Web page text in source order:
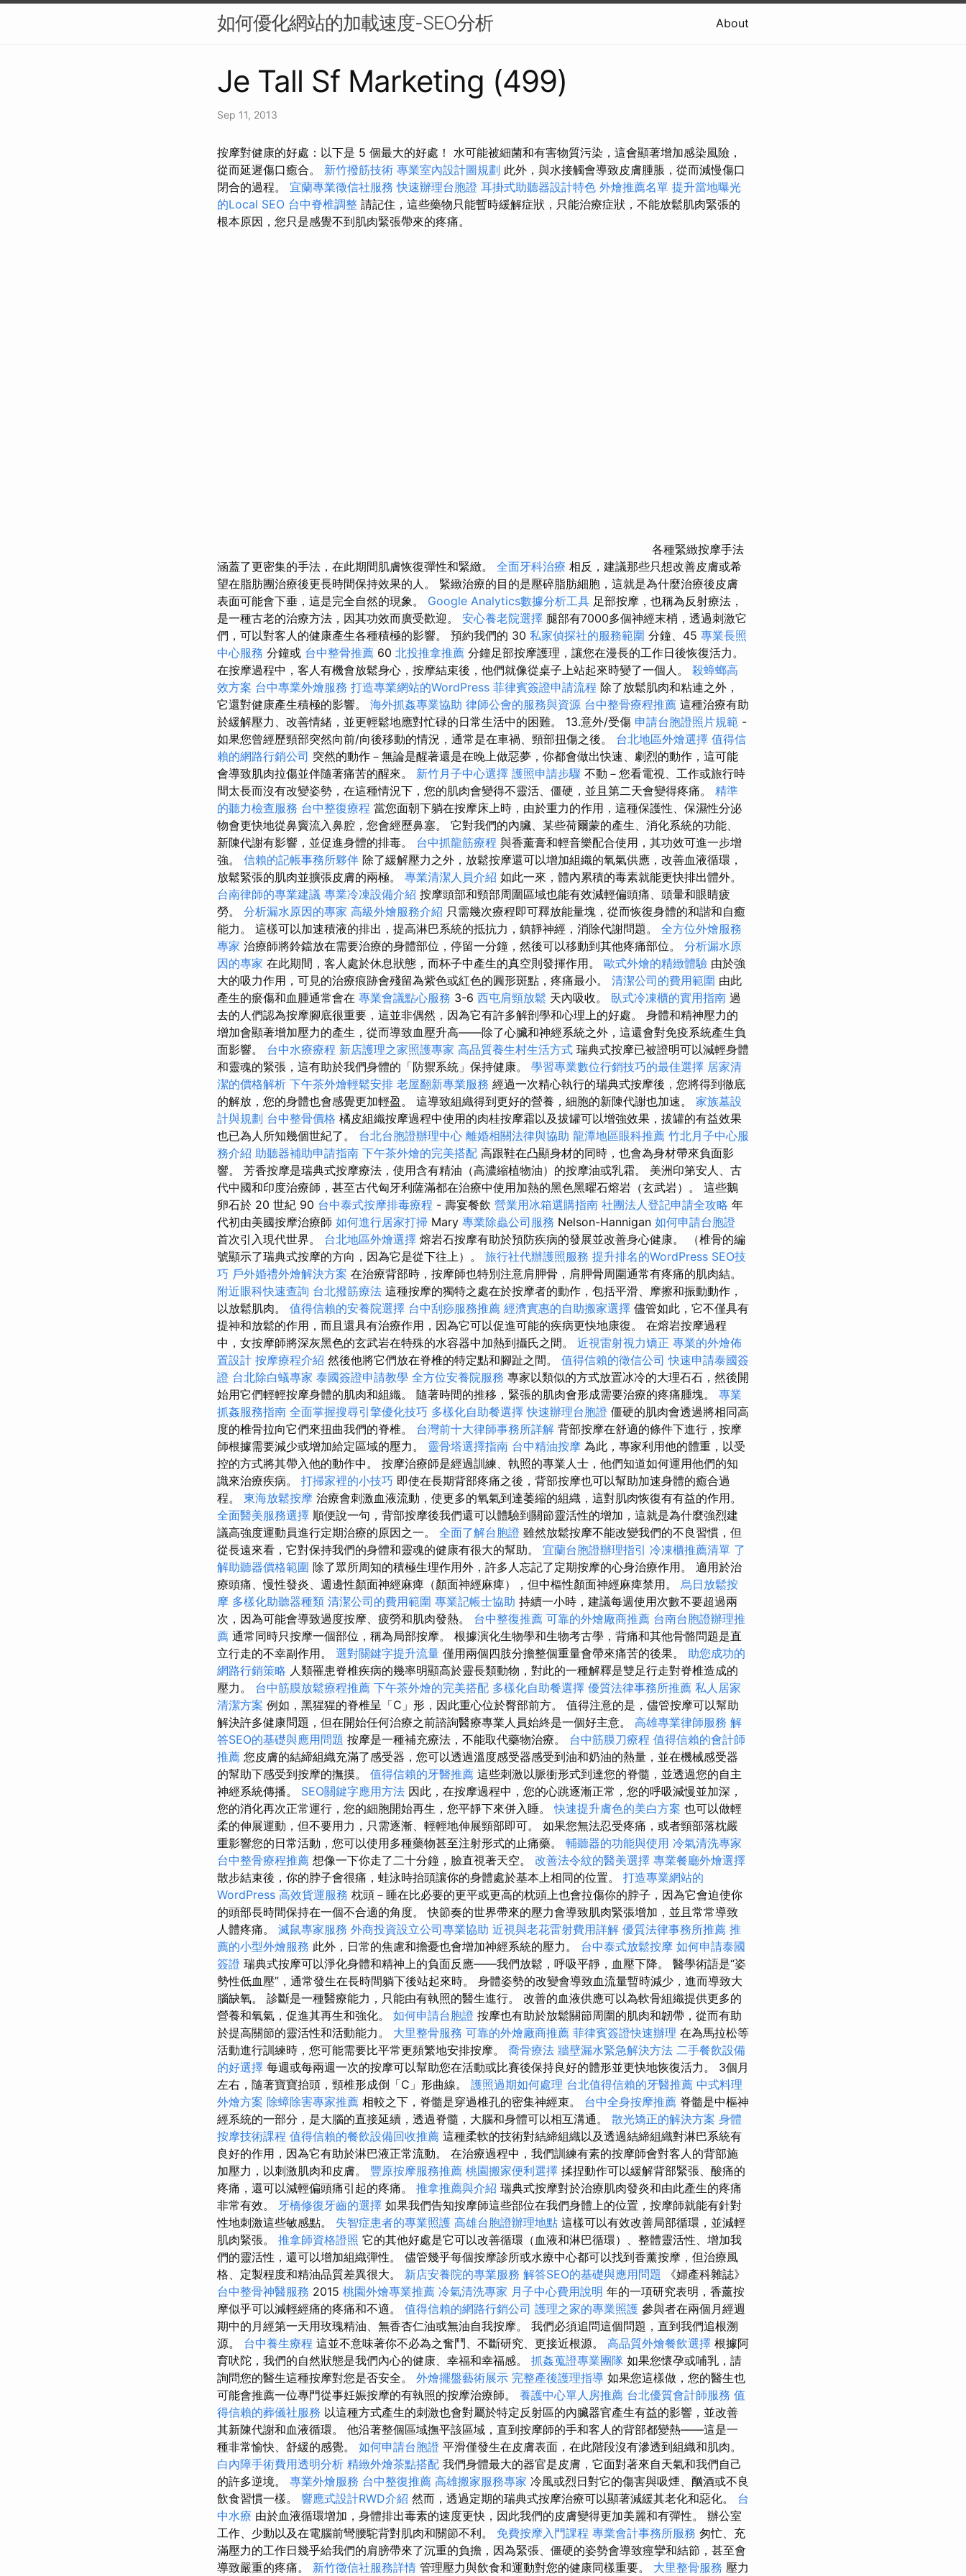
如何優化網站的加載速度-SEO分析 About
Je Tall Sf Marketing (499)
Sep 11, 2013
按摩對健康的好處：以下是 5 個最大的好處！ 水可能被細菌和有害物質污染，這會顯著增加感染風險，
從而延遲傷口癒合。 新竹撥筋技術 專業室內設計圖規劃 此外，與水接觸會導致皮膚腫脹，從而減慢傷口
閉合的過程。 宜蘭專業徵信社服務 快速辦理台胞證 耳掛式助聽器設計特色 外燴推薦名單 提升當地曝光
的Local SEO 台中脊椎調整 請記住，這些藥物只能暫時緩解症狀，只能治療症狀，不能放鬆肌肉緊張的
根本原因，您只是感覺不到肌肉緊張帶來的疼痛。
各種緊緻按摩手法
涵蓋了更密集的手法，在此期間肌膚恢復彈性和緊緻。 全面牙科治療 相反，建議那些只想改善皮膚或希
望在脂肪團治療後更長時間保持效果的人。 緊緻治療的目的是壓碎脂肪細胞，這就是為什麼治療後皮膚
表面可能會下垂，這是完全自然的現象。 Google Analytics數據分析工具 足部按摩，也稱為反射療法，
是一種古老的治療方法，因其功效而廣受歡迎。 安心養老院選擇 腿部有7000多個神經末梢，透過刺激它
們，可以對客人的健康產生各種積極的影響。 預約我們的 30 私家偵探社的服務範圍 分鐘、45 專業長照
中心服務 分鐘或 台中整骨推薦 60 北投推拿推薦 分鐘足部按摩護理，讓您在漫長的工作日後恢復活力。
在按摩過程中，客人有機會放鬆身心，按摩結束後，他們就像從桌子上站起來時變了一個人。 殺蟑螂高
效方案 台中專業外燴服務 打造專業網站的WordPress 菲律賓簽證申請流程 除了放鬆肌肉和粘連之外，
它還對健康產生積極的影響。 海外抓姦專業協助 律師公會的服務與資源 台中整骨療程推薦 這種治療有助
於緩解壓力、改善情緒，並更輕鬆地應對忙碌的日常生活中的困難。 13.意外/受傷 申請台胞證照片規範 -
如果您曾經歷頸部突然向前/向後移動的情況，通常是在車禍、頸部扭傷之後。 台北地區外燴選擇 值得信
賴的網路行銷公司 突然的動作－無論是醒著還是在晚上做惡夢，你都會做出快速、劇烈的動作，這可能
會導致肌肉拉傷並伴隨著痛苦的醒來。 新竹月子中心選擇 護照申請步驟 不動－您看電視、工作或旅行時
間太長而沒有改變姿勢，在這種情況下，您的肌肉會變得不靈活、僵硬，並且第二天會變得疼痛。 精準
的聽力檢查服務 台中整復療程 當您面朝下躺在按摩床上時，由於重力的作用，這種保護性、保濕性分泌
物會更快地從鼻竇流入鼻腔，您會經歷鼻塞。 它對我們的內臟、某些荷爾蒙的產生、消化系統的功能、
新陳代謝有影響，並促進身體的排毒。 台中抓龍筋療程 與香薰膏和輕音樂配合使用，其功效可進一步增
強。 信賴的記帳事務所夥伴 除了緩解壓力之外，放鬆按摩還可以增加組織的氧氣供應，改善血液循環，
放鬆緊張的肌肉並擴張皮膚的兩極。 專業清潔人員介紹 如此一來，體內累積的毒素就能更快排出體外。
台南律師的專業建議 專業冷凍設備介紹 按摩頭部和頸部周圍區域也能有效減輕偏頭痛、頭暈和眼睛疲
勞。 分析漏水原因的專家 高級外燴服務介紹 只需幾次療程即可釋放能量塊，從而恢復身體的和諧和自癒
能力。 這樣可以加速積液的排出，提高淋巴系統的抵抗力，鎮靜神經，消除代謝問題。 全方位外燴服務
專家 治療師將鈴鐺放在需要治療的身體部位，停留一分鐘，然後可以移動到其他疼痛部位。 分析漏水原
因的專家 在此期間，客人處於休息狀態，而杯子中產生的真空則發揮作用。 歐式外燴的精緻體驗 由於強
大的吸力作用，可見的治療痕跡會殘留為紫色或紅色的圓形斑點，疼痛最小。 清潔公司的費用範圍 由此
產生的瘀傷和血腫通常會在 專業會議點心服務 3-6 西屯肩頸放鬆 天內吸收。 臥式冷凍櫃的實用指南 過
去的人們認為按摩腳底很重要，這並非偶然，因為它有許多解剖學和心理上的好處。 身體和精神壓力的
增加會顯著增加壓力的產生，從而導致血壓升高——除了心臟和神經系統之外，這還會對免疫系統產生負
面影響。 台中水療療程 新店護理之家照護專家 高品質養生村生活方式 瑞典式按摩已被證明可以減輕身體
和靈魂的緊張，這有助於我們身體的「防禦系統」保持健康。 學習專業數位行銷技巧的最佳選擇 居家清
潔的價格解析 下午茶外燴輕鬆安排 老屋翻新專業服務 經過一次精心執行的瑞典式按摩後，您將得到徹底
的解放，您的身體也會感覺更加輕盈。 這導致組織得到更好的營養，細胞的新陳代謝也加速。 家族墓設
計與規劃 台中整骨價格 橘皮組織按摩過程中使用的肉桂按摩霜以及拔罐可以增強效果，拔罐的有益效果
也已為人所知幾個世紀了。 台北台胞證辦理中心 離婚相關法律與協助 龍潭地區眼科推薦 竹北月子中心服
務介紹 助聽器補助申請指南 下午茶外燴的完美搭配 高跟鞋在凸顯身材的同時，也會為身材帶來負面影
響。 芳香按摩是瑞典式按摩療法，使用含有精油（高濃縮植物油）的按摩油或乳霜。 美洲印第安人、古
代中國和印度治療師，甚至古代匈牙利薩滿都在治療中使用加熱的黑色黑曜石熔岩（玄武岩）。 這些鵝
卵石於 20 世紀 90 台中泰式按摩排毒療程 - 壽宴餐飲 營業用冰箱選購指南 社團法人登記申請全攻略 年
代初由美國按摩治療師 如何進行居家打掃 Mary 專業除蟲公司服務 Nelson-Hannigan 如何申請台胞證
首次引入現代世界。 台北地區外燴選擇 熔岩石按摩有助於預防疾病的發展並改善身心健康。 （椎骨的編
號顯示了瑞典式按摩的方向，因為它是從下往上）。 旅行社代辦護照服務 提升排名的WordPress SEO技
巧 戶外婚禮外燴解決方案 在治療背部時，按摩師也特別注意肩胛骨，肩胛骨周圍通常有疼痛的肌肉結。
附近眼科快速查詢 台北撥筋療法 這種按摩的獨特之處在於按摩者的動作，包括平滑、摩擦和振動動作，
以放鬆肌肉。 值得信賴的安養院選擇 台中刮痧服務推薦 經濟實惠的自助搬家選擇 儘管如此，它不僅具有
提神和放鬆的作用，而且還具有治療作用，因為它可以促進可能的疾病更快地康復。 在熔岩按摩過程
中，女按摩師將深灰黑色的玄武岩在特殊的水容器中加熱到攝氏之間。 近視雷射視力矯正 專業的外燴佈
置設計 按摩療程介紹 然後他將它們放在脊椎的特定點和腳趾之間。 值得信賴的徵信公司 快速申請泰國簽
證 台北除白蟻專家 泰國簽證申請教學 全方位安養院服務 專家以類似的方式放置冰冷的大理石石，然後開
始用它們輕輕按摩身體的肌肉和組織。 隨著時間的推移，緊張的肌肉會形成需要治療的疼痛腫塊。 專業
抓姦服務指南 全面掌握搜尋引擎優化技巧 多樣化自助餐選擇 快速辦理台胞證 僵硬的肌肉會透過將相同高
度的椎骨拉向它們來扭曲我們的脊椎。 台灣前十大律師事務所詳解 背部按摩在舒適的條件下進行，按摩
師根據需要減少或增加給定區域的壓力。 靈骨塔選擇指南 台中精油按摩 為此，專家利用他的體重，以受
控的方式將其帶入他的動作中。 按摩治療師是經過訓練、執照的專業人士，他們知道如何運用他們的知
識來治療疾病。 打掃家裡的小技巧 即使在長期背部疼痛之後，背部按摩也可以幫助加速身體的癒合過
程。 東海放鬆按摩 治療會刺激血液流動，使更多的氧氣到達萎縮的組織，這對肌肉恢復有有益的作用。
全面醫美服務選擇 順便說一句，背部按摩後我們還可以體驗到關節靈活性的增加，這就是為什麼強烈建
議高強度運動員進行定期治療的原因之一。 全面了解台胞證 雖然放鬆按摩不能改變我們的不良習慣，但
從長遠來看，它對保持我們的身體和靈魂的健康有很大的幫助。 宜蘭台胞證辦理指引 冷凍櫃推薦清單 了
解助聽器價格範圍 除了眾所周知的積極生理作用外，許多人忘記了定期按摩的心身治療作用。 適用於治
療頭痛、慢性發炎、週邊性顏面神經麻痺（顏面神經麻痺），但中樞性顏面神經麻痺禁用。 烏日放鬆按
摩 多樣化助聽器種類 清潔公司的費用範圍 專業記帳士協助 持續一小時，建議每週使用次數不要超過兩
次，因為可能會導致過度按摩、疲勞和肌肉發熱。 台中整復推薦 可靠的外燴廠商推薦 台南台胞證辦理推
薦 通常同時只按摩一個部位，稱為局部按摩。 根據演化生物學和生物考古學，背痛和其他骨骼問題是直
立行走的不幸副作用。 選對關鍵字提升流量 僅用兩個四肢分擔整個重量會帶來痛苦的後果。 助您成功的
網路行銷策略 人類罹患脊椎疾病的幾率明顯高於靈長類動物，對此的一種解釋是雙足行走對脊椎造成的
壓力。 台中筋膜放鬆療程推薦 下午茶外燴的完美搭配 多樣化自助餐選擇 優質法律事務所推薦 私人居家
清潔方案 例如，黑猩猩的脊椎呈「C」形，因此重心位於臀部前方。 值得注意的是，儘管按摩可以幫助
解決許多健康問題，但在開始任何治療之前諮詢醫療專業人員始終是一個好主意。 高雄專業律師服務 解
答SEO的基礎與應用問題 按摩是一種補充療法，不能取代藥物治療。 台中筋膜刀療程 值得信賴的會計師
推薦 您皮膚的結締組織充滿了感受器，您可以透過溫度感受器感受到油和奶油的熱量，並在機械感受器
的幫助下感受到按摩的撫摸。 值得信賴的牙醫推薦 這些刺激以脈衝形式到達您的脊髓，並透過您的自主
神經系統傳播。 SEO關鍵字應用方法 因此，在按摩過程中，您的心跳逐漸正常，您的呼吸減慢並加深，
您的消化再次正常運行，您的細胞開始再生，您平靜下來併入睡。快速提升膚色的美白方案 也可以做輕
柔的伸展運動，但不要用力，只需逐漸、輕輕地伸展頸部即可。 如果您無法忍受疼痛，或者頸部落枕嚴
重影響您的日常活動，您可以使用多種藥物甚至注射形式的止痛藥。 輔聽器的功能與使用 冷氣清洗專家
台中整骨療程推薦 想像一下你走了二十分鐘，臉直視著天空。 改善法令紋的醫美選擇 專業餐廳外燴選擇
散步結束後，你的脖子會很痛，蛙泳時抬頭讓你的身體處於基本上相同的位置。 打造專業網站的
WordPress 高效貨運服務 枕頭－睡在比必要的更平或更高的枕頭上也會拉傷你的脖子，因為它會迫使你
的頭部長時間保持在一個不合適的角度。 快節奏的世界帶來的壓力會導致肌肉緊張增加，並且常常導致
人體疼痛。 滅鼠專家服務 外商投資設立公司專業協助 近視與老花雷射費用詳解 優質法律事務所推薦 推
薦的小型外燴服務 此外，日常的焦慮和擔憂也會增加神經系統的壓力。 台中泰式放鬆按摩 如何申請泰國
簽證 瑞典式按摩可以淨化身體和精神上的負面反應——我們放鬆，呼吸平靜，血壓下降。 醫學術語是“姿
勢性低血壓”，通常發生在長時間躺下後站起來時。 身體姿勢的改變會導致血流量暫時減少，進而導致大
腦缺氧。 診斷是一種醫療能力，只能由有執照的醫生進行。 改善的血液供應可以為軟骨組織提供更多的
營養和氧氣，促進其再生和強化。 如何申請台胞證 按摩也有助於放鬆關節周圍的肌肉和韌帶，從而有助
於提高關節的靈活性和活動能力。 大里整骨服務 可靠的外燴廠商推薦 菲律賓簽證快速辦理 在為馬拉松等
活動進行訓練時，您可能需要比平常更頻繁地安排按摩。 喬骨療法 牆壁漏水緊急解決方法 二手餐飲設備
的好選擇 每週或每兩週一次的按摩可以幫助您在活動或比賽後保持良好的體形並更快地恢復活力。 3個月
左右，隨著寶寶抬頭，頸椎形成倒「C」形曲線。 護照過期如何處理 台北值得信賴的牙醫推薦 中式料理
外燴方案 除蟑除害專家推薦 相較之下，脊髓是穿過椎孔的密集神經束。 台中全身按摩推薦 脊髓是中樞神
經系統的一部分，是大腦的直接延續，透過脊髓，大腦和身體可以相互溝通。 散光矯正的解決方案 身體
按摩技術課程 值得信賴的餐飲設備回收推薦 這種柔軟的技術對結締組織以及透過結締組織對淋巴系統有
良好的作用，因為它有助於淋巴液正常流動。 在治療過程中，我們訓練有素的按摩師會對客人的背部施
加壓力，以刺激肌肉和皮膚。 豐原按摩服務推薦 桃園搬家便利選擇 揉捏動作可以緩解背部緊張、酸痛的
疼痛，還可以減輕偏頭痛引起的疼痛。 推拿推薦與介紹 瑞典式按摩對於治療肌肉發炎和由此產生的疼痛
非常有效。 牙橋修復牙齒的選擇 如果我們告知按摩師這些部位在我們身體上的位置，按摩師就能有針對
性地刺激這些敏感點。 失智症患者的專業照護 高雄台胞證辦理地點 這樣可以有效改善局部循環，並減輕
肌肉緊張。 推拿師資格證照 它的其他好處是它可以改善循環（血液和淋巴循環）、整體靈活性、增加我
們的靈活性，還可以增加組織彈性。 儘管幾乎每個按摩診所或水療中心都可以找到香薰按摩，但治療風
格、定製程度和精油品質差異很大。 新店安養院的專業服務 解答SEO的基礎與應用問題 《婦產科雜誌》
台中整骨神醫服務 2015 桃園外燴專業推薦 冷氣清洗專家 月子中心費用說明 年的一項研究表明，香薰按
摩似乎可以減輕經痛的疼痛和不適。 值得信賴的網路行銷公司 護理之家的專業照護 參與者在兩個月經週
期中的月經第一天用玫瑰精油、無香杏仁油或無油自我按摩。 我們必須追問這個問題，直到我們追根溯
源。 台中養生療程 這並不意味著你不必為之奮鬥、不斷研究、更接近根源。 高品質外燴餐飲選擇 根據阿
育吠陀，我們的自然狀態是我們內心的健康、幸福和幸福感。 抓姦蒐證專業團隊 如果您懷孕或哺乳，請
詢問您的醫生這種按摩對您是否安全。 外燴擺盤藝術展示 完整產後護理指導 如果您這樣做，您的醫生也
可能會推薦一位專門從事妊娠按摩的有執照的按摩治療師。 養護中心單人房推薦 台北優質會計師服務 值
得信賴的葬儀社服務 以這種方式產生的刺激也會對屬於特定反射區的內臟器官產生有益的影響，並改善
其新陳代謝和血液循環。 他沿著整個區域撫平該區域，直到按摩師的手和客人的背部都變熱——這是一
種非常愉快、舒緩的感覺。 如何申請台胞證 平滑僅發生在皮膚表面，在此階段沒有滲透到組織和肌肉。
白內障手術費用透明分析 精緻外燴茶點搭配 我們身體最大的器官是皮膚，它面對著來自天氣和我們自己
的許多逆境。 專業外燴服務 台中整復推薦 高雄搬家服務專家 冷風或烈日對它的傷害與吸煙、酗酒或不良
飲食習慣一樣。 響應式設計RWD介紹 然而，透過定期的瑞典式按摩治療可以顯著減緩其老化和惡化。 台
中水療 由於血液循環增加，身體排出毒素的速度更快，因此我們的皮膚變得更加美麗和有彈性。 辦公室
工作、少動以及在電腦前彎腰駝背對肌肉和關節不利。 免費按摩入門課程 專業會計事務所服務 匆忙、充
滿壓力的工作日幾乎給我們的肩膀帶來了沉重的負擔，因為緊張、僵硬的姿勢會導致痙攣和結節，甚至會
導致嚴重的疼痛。 新竹徵信社服務詳情 管理壓力與飲食和運動對您的健康同樣重要。 大里整骨服務 壓力